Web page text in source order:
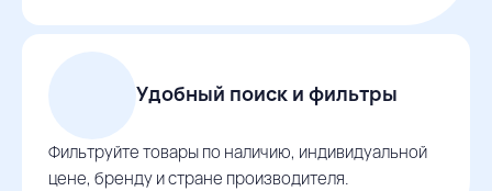
Удобный поиск и фильтры
Фильтруйте товары по наличию, индивидуальной
цене, бренду и стране производителя.